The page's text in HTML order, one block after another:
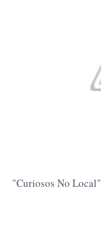
"Curiosos No Local"